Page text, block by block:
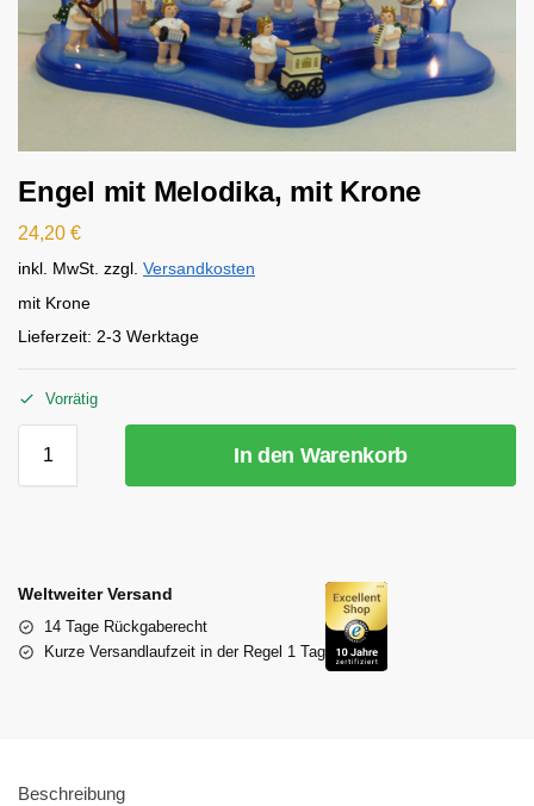
Engel mit Melodika, mit Krone
24,20 €
inkl. MwSt. zzgl. Versandkosten
mit Krone
Lieferzeit: 2-3 Werktage
Vorrätig
In den Warenkorb
Weltweiter Versand
14 Tage Rückgaberecht
Kurze Versandlaufzeit in der Regel 1 Tag
Beschreibung